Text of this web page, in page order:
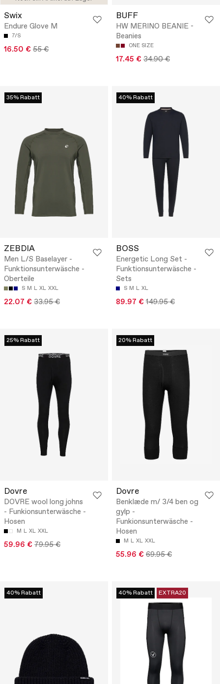
Swix
Endure Glove M
7/S
16.50 € 55 €
BUFF
HW MERINO BEANIE -
Beanies
ONE SIZE
17.45 € 34.90 €
35% Rabatt
ZEBDIA
Men L/S Baselayer -
Funktionsunterwäsche -
Oberteile
S M L XL XXL
22.07 € 33.95 €
40% Rabatt
BOSS
Energetic Long Set -
Funktionsunterwäsche -
Sets
S M L XL
89.97 € 149.95 €
25% Rabatt
Dovre
DOVRE wool long johns
- Funkionsunterwäsche -
Hosen
M L XL XXL
59.96 € 79.95 €
20% Rabatt
Dovre
Benklæde m/ 3/4 ben og
gylp -
Funkionsunterwäsche -
Hosen
M L XL XXL
55.96 € 69.95 €
40% Rabatt 40% Rabatt EXTRA20